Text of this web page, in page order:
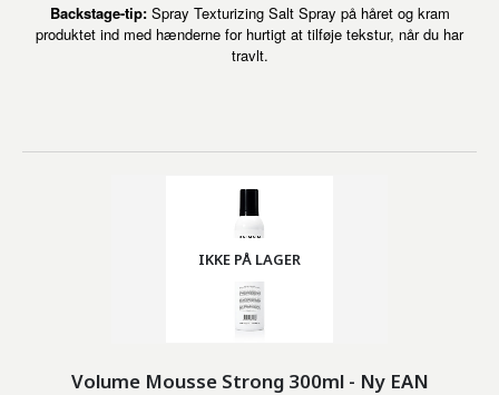
Backstage-tip:Spray Texturizing Salt Spray på håret og kram
produktet ind med hænderne for hurtigt at tilføje tekstur, når du har
travlt.
IKKE PÅ LAGER
Volume Mousse Strong 300ml - Ny EAN